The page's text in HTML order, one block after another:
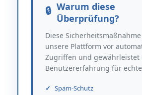
Warum diese
Überprüfung?
Diese
unsere Plattform vor
Zugriffen und gewährleistet
Benutzererfahrung für
Spam-Schutz